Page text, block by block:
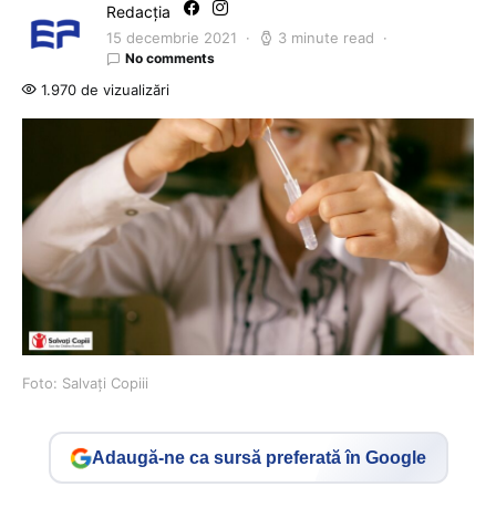
Redacția
15 decembrie 2021 3 minute read
No comments
1.970 de vizualizări
Foto: Salvați Copiii
Adaugă-ne ca sursă preferată în Google